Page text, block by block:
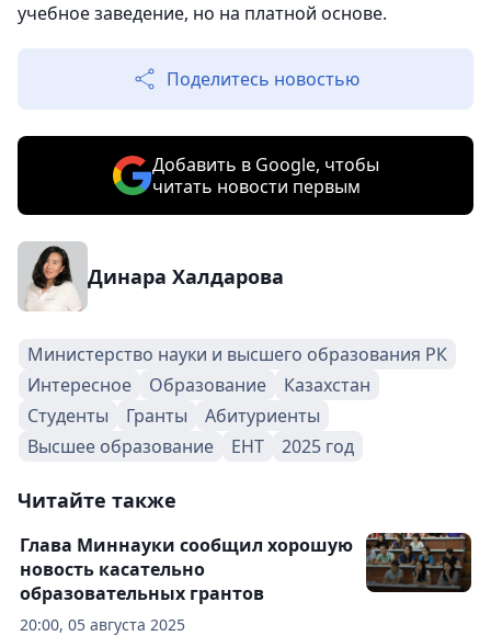
учебное заведение, но на платной основе.
Поделитесь новостью
Добавить в Google, чтобы
читать новости первым
Динара Халдарова
Министерство науки и высшего образования РК
Интересное
Образование
Казахстан
Студенты
Гранты
Абитуриенты
Высшее образование
ЕНТ 2025 год
Читайте также
20:00, 05 августа 2025
Глава Миннауки сообщил хорошую
новость касательно
образовательных грантов